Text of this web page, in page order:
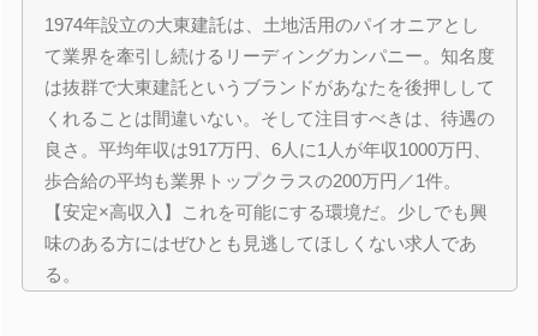
1974年設立の大東建託は、土地活用のパイオニアとし
て業界を牽引し続けるリーディングカンパニー。知名度
は抜群で大東建託というブランドがあなたを後押しして
くれることは間違いない。そして注目すべきは、待遇の
良さ。平均年収は917万円、6人に1人が年収1000万円、
歩合給の平均も業界トップクラスの200万円／1件。
【安定×高収入】これを可能にする環境だ。少しでも興
味のある方にはぜひとも見逃してほしくない求人であ
る。